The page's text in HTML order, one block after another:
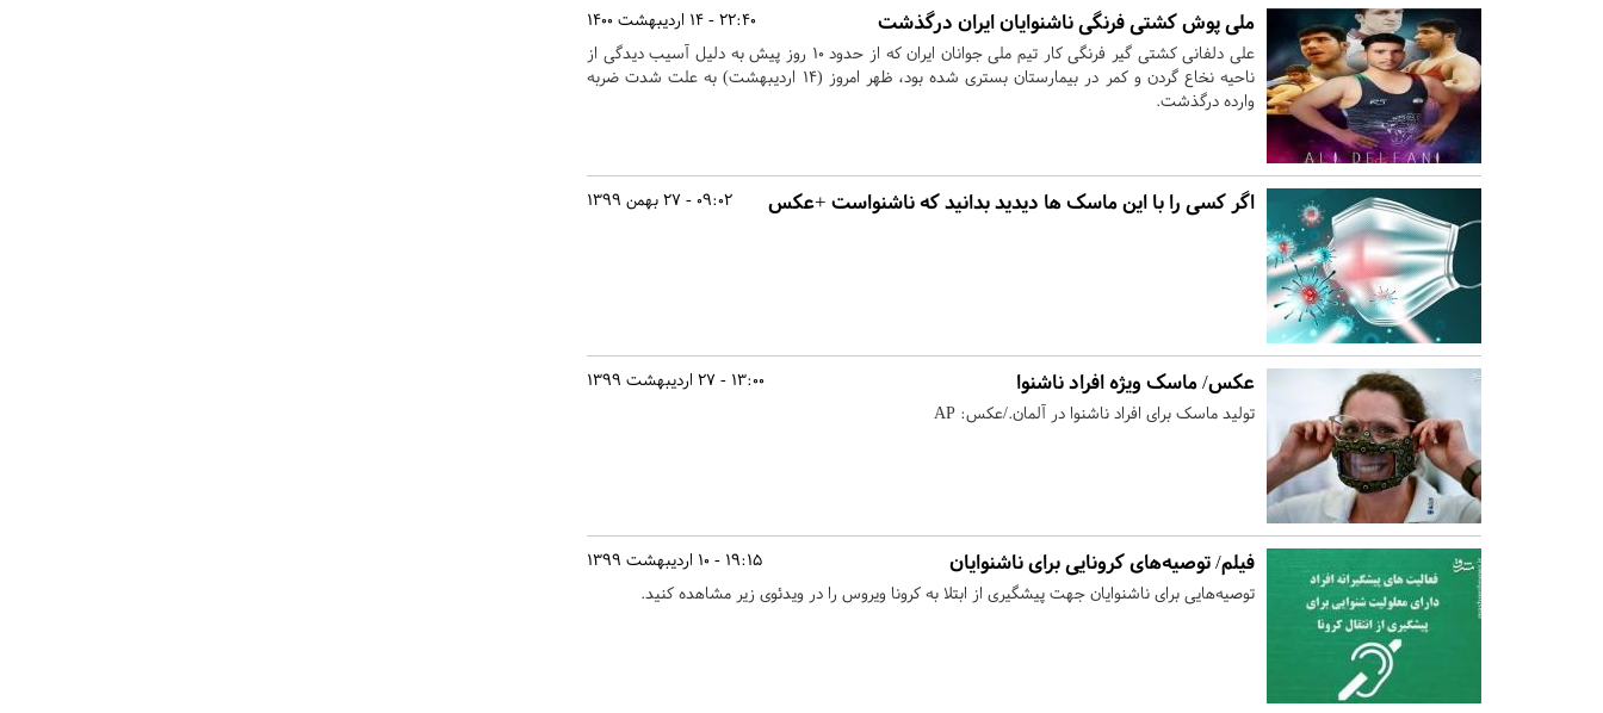
22:40 - 14 اردیبهشت 1400 ملی پوش کشتی فرنگی ناشنوایان ایران درگذشت
علی دلفانی کشتی گیر فرنگی کار تیم ملی جوانان ایران که از حدود ۱۰ روز پیش به دلیل آسیب دیدگی از
ناحیه نخاع گردن و کمر در بیمارستان بستری شده بود، ظهر امروز (۱۴ اردیبهشت) به علت شدت ضربه
وارده درگذشت.
09:02 - 27 بهمن 1399 اگر کسی را با این ماسک ها دیدید بدانید که ناشنواست +عکس
13:00 - 27 اردیبهشت 1399 عکس/ ماسک ویژه افراد ناشنوا
تولید ماسک برای افراد ناشنوا در آلمان./عکس: AP
19:15 - 10 اردیبهشت 1399 فیلم/ توصیه‌های کرونایی برای ناشنوایان
توصیه‌هایی برای ناشنوایان جهت پیشگیری از ابتلا به کرونا ویروس را در ویدئوی زیر مشاهده کنید.